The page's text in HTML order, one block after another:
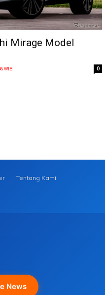
Mirage Model
WIB 0
Tentang Kami
News